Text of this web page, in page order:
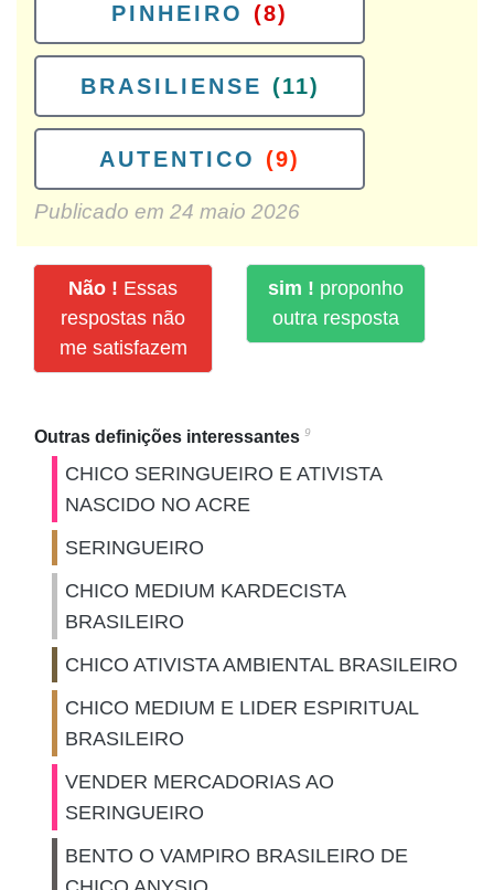
PINHEIRO (8)
BRASILIENSE (11)
AUTENTICO (9)
Publicado em 24 maio 2026
Não ! Essas
respostas não
me satisfazem
sim ! proponho
outra resposta
Outras definições interessantes 9
CHICO SERINGUEIRO E ATIVISTA
NASCIDO NO ACRE
SERINGUEIRO
CHICO MEDIUM KARDECISTA
BRASILEIRO
CHICO ATIVISTA AMBIENTAL BRASILEIRO
CHICO MEDIUM E LIDER ESPIRITUAL
BRASILEIRO
VENDER MERCADORIAS AO
SERINGUEIRO
BENTO O VAMPIRO BRASILEIRO DE